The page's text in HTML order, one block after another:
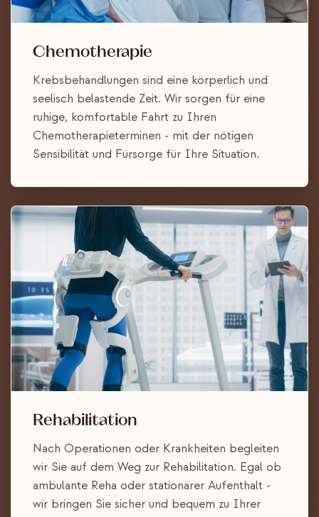
Chemotherapie
Krebsbehandlungen sind eine körperlich und
seelisch belastende Zeit. Wir sorgen für eine
ruhige, komfortable Fahrt zu Ihren
Chemotherapieterminen - mit der nötigen
Sensibilität und Fürsorge für Ihre Situation.
Rehabilitation
Nach Operationen oder Krankheiten begleiten
wir Sie auf dem Weg zur Rehabilitation. Egal ob
ambulante Reha oder stationärer Aufenthalt -
wir bringen Sie sicher und bequem zu Ihrer